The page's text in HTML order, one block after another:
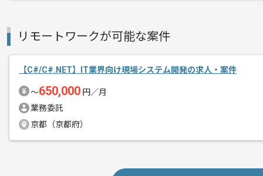
これまでのご経験を活かしたい方にお
リモートワークが可能な案件
【C#/C#.NET】IT業界向け現場システム開発の求人・案件
〜650,000 円／月
業務委託
京都（京都府）